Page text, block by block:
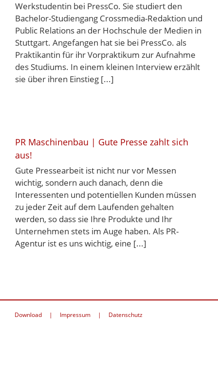
Werkstudentin bei PressCo. Sie studiert den
Bachelor-Studiengang Crossmedia-Redaktion und
Public Relations an der Hochschule der Medien in
Stuttgart. Angefangen hat sie bei PressCo. als
Praktikantin für ihr Vorpraktikum zur Aufnahme
des Studiums. In einem kleinen Interview erzählt
sie über ihren Einstieg [...]
PR Maschinenbau | Gute Presse zahlt sich
aus!
Gute Pressearbeit ist nicht nur vor Messen
wichtig, sondern auch danach, denn die
Interessenten und potentiellen Kunden müssen
zu jeder Zeit auf dem Laufenden gehalten
werden, so dass sie Ihre Produkte und Ihr
Unternehmen stets im Auge haben. Als PR-
Agentur ist es uns wichtig, eine [...]
Download Impressum Datenschutz